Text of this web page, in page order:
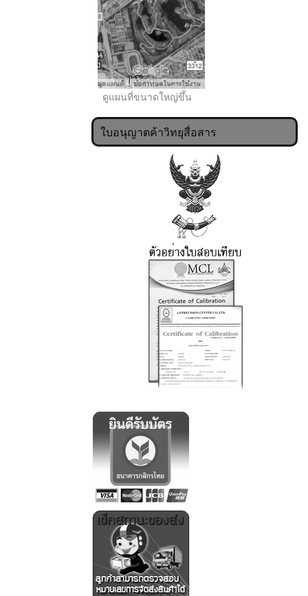
ดูแผนที่ขนาดใหญ่ขึ้น
ใบอนุญาตค้าวิทยุสื่อสาร